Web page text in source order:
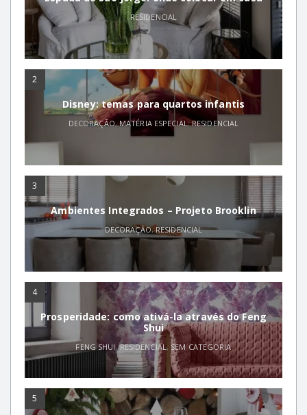
RESIDENCIAL
2
Disney: temas para quartos infantis
DECORAÇÃO,MATÉRIA ESPECIAL,RESIDENCIAL
3
Ambientes Integrados – Projeto Brooklin
DECORAÇÃO,RESIDENCIAL
4
Prosperidade: como ativá-la através do Feng
Shui
FENG SHUI,RESIDENCIAL ,SEM CATEGORIA
5